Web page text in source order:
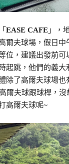
EASE CAFE 」，
爾夫球場，假日中
位，建議出發前可
起跳，他們的義大
除了高爾夫球場也
爾夫球跟球桿，
高爾夫球呢~